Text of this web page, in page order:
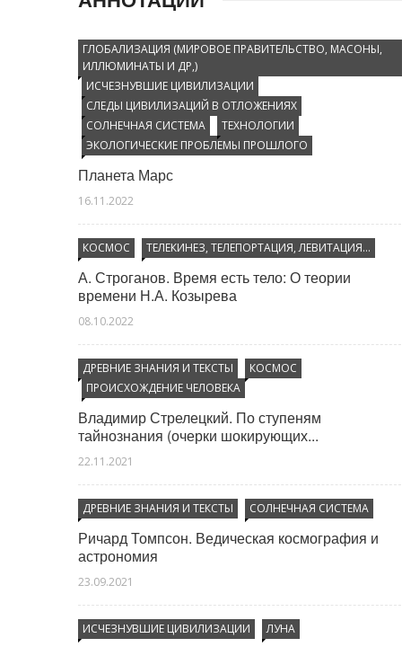
Управление через символику (звезды, свастики,
Управление через строения (зиккураты, мавзолеи,
Философские школы и религиозные течения
ГЛОБАЛИЗАЦИЯ (МИРОВОЕ ПРАВИТЕЛЬСТВО, МАСОНЫ,
ИЛЛЮМИНАТЫ И ДР,)
ИСЧЕЗНУВШИЕ ЦИВИЛИЗАЦИИ
СЛЕДЫ ЦИВИЛИЗАЦИЙ В ОТЛОЖЕНИЯХ
СОЛНЕЧНАЯ СИСТЕМА
ТЕХНОЛОГИИ
ЭКОЛОГИЧЕСКИЕ ПРОБЛЕМЫ ПРОШЛОГО
Планета Марс
16.11.2022
КОСМОС ТЕЛЕКИНЕЗ, ТЕЛЕПОРТАЦИЯ, ЛЕВИТАЦИЯ…
А. Строганов. Время есть тело: О теории
времени Н.А. Козырева
08.10.2022
ДРЕВНИЕ ЗНАНИЯ И ТЕКСТЫ
КОСМОС
ПРОИСХОЖДЕНИЕ ЧЕЛОВЕКА
Владимир Стрелецкий. По ступеням
тайнознания (очерки шокирующих...
22.11.2021
ДРЕВНИЕ ЗНАНИЯ И ТЕКСТЫ СОЛНЕЧНАЯ СИСТЕМА
Ричард Томпсон. Ведическая космография и
астрономия
23.09.2021
ИСЧЕЗНУВШИЕ ЦИВИЛИЗАЦИИ ЛУНА